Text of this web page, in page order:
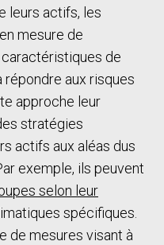
leurs actifs, les
mesure de
de
aux risques
approche leur
stratégies
actifs aux aléas dus
exemple, ils peuvent
selon leur
spécifiques.
de mesures visant à